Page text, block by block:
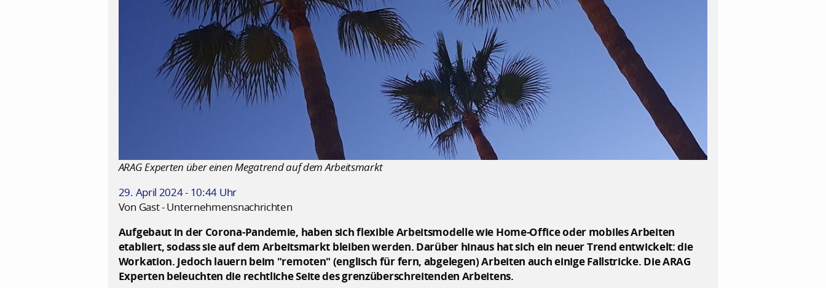
ARAG Experten über einen Megatrend auf dem Arbeitsmarkt
29. April 2024 - 10:44 Uhr
Von Gast - Unternehmensnachrichten
Aufgebaut in der Corona-Pandemie, haben sich flexible Arbeitsmodelle wie Home-Office oder mobiles Arbeiten
etabliert, sodass sie auf dem Arbeitsmarkt bleiben werden. Darüber hinaus hat sich ein neuer Trend entwickelt: die
Workation. Jedoch lauern beim "remoten" (englisch für fern, abgelegen) Arbeiten auch einige Fallstricke. Die ARAG
Experten beleuchten die rechtliche Seite des grenzüberschreitenden Arbeitens.